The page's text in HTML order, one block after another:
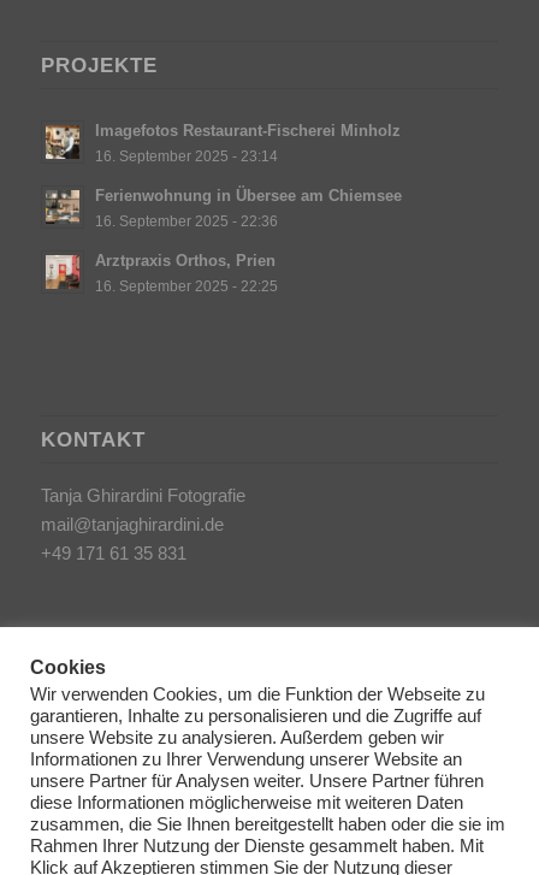
PROJEKTE
Imagefotos Restaurant-Fischerei Minholz
16. September 2025 - 23:14
Ferienwohnung in Übersee am Chiemsee
16. September 2025 - 22:36
Arztpraxis Orthos, Prien
16. September 2025 - 22:25
KONTAKT
Tanja Ghirardini Fotografie
mail@tanjaghirardini.de
+49 171 61 35 831
SONSTIGES
AGB/Impressum
Haftungsausschluss
Datenschutzerklärung
Cookies
Wir verwenden Cookies, um die Funktion der Webseite zu
garantieren, Inhalte zu personalisieren und die Zugriffe auf
unsere Website zu analysieren. Außerdem geben wir
Informationen zu Ihrer Verwendung unserer Website an
unsere Partner für Analysen weiter. Unsere Partner führen
diese Informationen möglicherweise mit weiteren Daten
zusammen, die Sie Ihnen bereitgestellt haben oder die sie im
Rahmen Ihrer Nutzung der Dienste gesammelt haben. Mit
Klick auf Akzeptieren stimmen Sie der Nutzung dieser